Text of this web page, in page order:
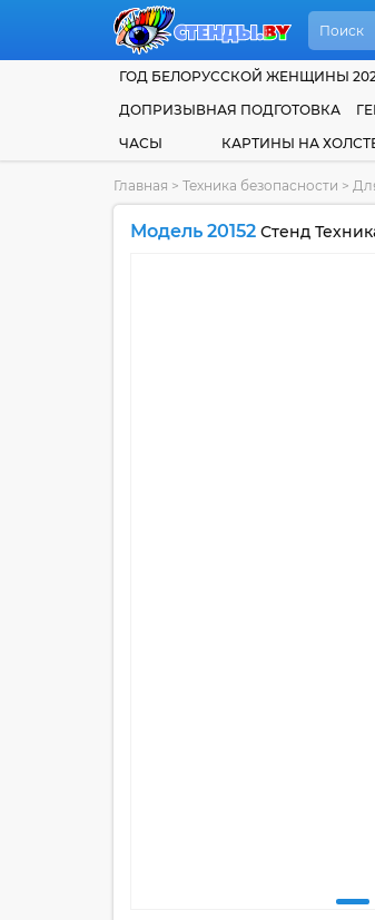
ГОД БЕЛОРУССКОЙ ЖЕНЩИНЫ
ДОПРИЗЫВНАЯ ПОДГОТОВКА
ЧАСЫ
КАРТИНЫ НА
Главная > Техника безопасности >
Модель 20152 Стенд